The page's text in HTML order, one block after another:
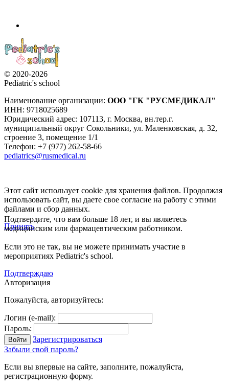
© 2020-2026
Pediatric's school
Наименование организации: ООО "ГК "РУСМЕДИКАЛ"
ИНН: 9718025689
Юридический адрес: 107113, г. Москва, вн.тер.г.
муниципальный округ Сокольники, ул. Маленковская, д. 32,
строение 3, помещение 1/1
Телефон: +7 (977) 262-58-66
pediatrics@rusmedical.ru
Этот сайт использует cookie для хранения файлов. Продолжая
использовать сайт, вы даете свое согласие на работу с этими
файлами и сбор данных.
Принять
Подтвердите, что вам больше 18 лет, и вы являетесь
медицинским или фармацевтическим работником.
Если это не так, вы не можете принимать участие в
мероприятиях Pediatric's school.
Подтверждаю
Авторизация
Пожалуйста, авторизуйтесь:
Логин (e-mail):
Пароль:
Зарегистрироваться
Забыли свой пароль?
Если вы впервые на сайте, заполните, пожалуйста,
регистрационную форму.